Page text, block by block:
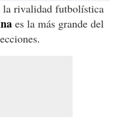
la rivalidad futbolística
es la más grande del